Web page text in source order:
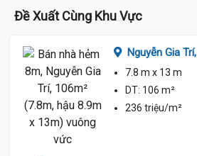
Đề Xuất Cùng Khu Vực
Nguyễn Gia Trí,
7.8 m x 13 m
DT: 106 m²
236 triệu/m²